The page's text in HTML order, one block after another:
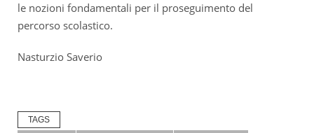
le nozioni fondamentali per il proseguimento del
percorso scolastico.
Nasturzio Saverio
TAGS